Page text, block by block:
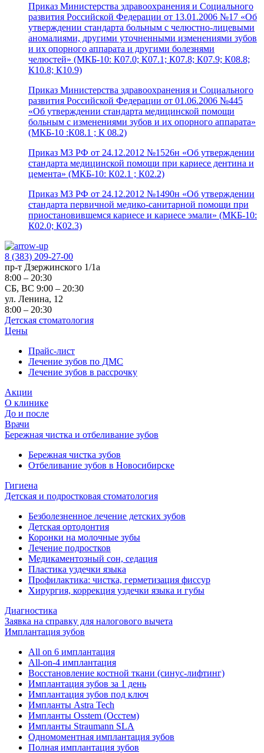
Приказ Министерства здравоохранения и Социального
развития Российской Федерации от 13.01.2006 №17 «Об
утверждении стандарта больным с челюстно-лицевыми
аномалиями, другими уточненными изменениями зубов
и их опорного аппарата и другими болезнями
челюстей» (МКБ-10: К07.0; К07.1; К07.8; К07.9; К08.8;
К10.8; К10.9)
Приказ Министерства здравоохранения и Социального
развития Российской Федерации от 01.06.2006 №445
«Об утверждении стандарта медицинской помощи
больным с изменениями зубов и их опорного аппарата»
(МКБ-10 :К08.1 ; К 08.2)
Приказ МЗ РФ от 24.12.2012 №1526н «Об утверждении
стандарта медицинской помощи при кариесе дентина и
цемента» (МКБ-10: К02.1 ; К02.2)
Приказ МЗ РФ от 24.12.2012 №1490н «Об утверждении
стандарта первичной медико-санитарной помощи при
приостановившемся кариесе и кариесе эмали» (МКБ-10:
К02.0; К02.3)
8 (383) 209-27-00
пр-т Дзержинского 1/1а
8:00 – 20:30
СБ, ВС 9:00 – 20:30
ул. Ленина, 12
8:00 – 20:30
Детская стоматология
Цены
Прайс-лист
Лечение зубов по ДМС
Лечение зубов в рассрочку
Акции
О клинике
До и после
Врачи
Бережная чистка и отбеливание зубов
Бережная чистка зубов
Отбеливание зубов в Новосибирске
Гигиена
Детская и подростковая стоматология
Безболезненное лечение детских зубов
Детская ортодонтия
Коронки на молочные зубы
Лечение подростков
Медикаментозный сон, седация
Пластика уздечки языка
Профилактика: чистка, герметизация фиссур
Хирургия, коррекция уздечки языка и губы
Диагностика
Заявка на справку для налогового вычета
Имплантация зубов
All on 6 имплантация
All-on-4 имплантация
Восстановление костной ткани (синус-лифтинг)
Имплантация зубов за 1 день
Имплантация зубов под ключ
Импланты Astra Tech
Импланты Osstem (Осстем)
Импланты Straumann SLA
Одномоментная имплантация зубов
Полная имплантация зубов